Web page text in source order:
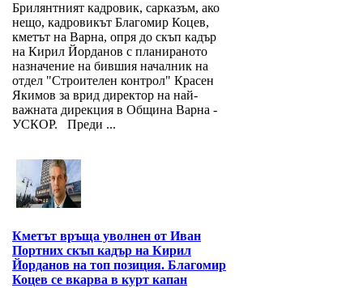
Брилянтният кадровик, сарказъм, ако
нещо, кадровикът Благомир Коцев,
кметът на Варна, опря до скъп кадър
на Кирил Йорданов с планираното
назначение на бившия началник на
отдел "Строителен контрол" Красен
Якимов за врид директор на най-
важната дирекция в Община Варна -
УСКОР. Преди ...
Кметът връща уволнен от Иван
Портних скъп кадър на Кирил
Йорданов на топ позиция. Благомир
Коцев се вкарва в курт капан